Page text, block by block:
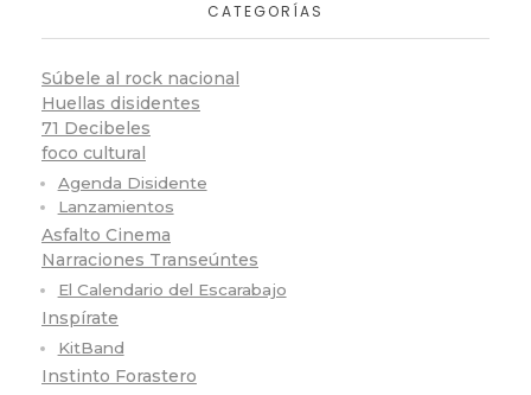
CATEGORÍAS
Súbele al rock nacional
Huellas disidentes
71 Decibeles
foco cultural
Agenda Disidente
Lanzamientos
Asfalto Cinema
Narraciones Transeúntes
El Calendario del Escarabajo
Inspírate
KitBand
Instinto Forastero